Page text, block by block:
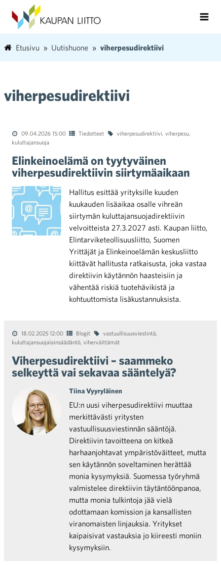
Etusivu Uutishuone viherpesudirektiivi
viherpesudirektiivi
09.04.2026 15:00 Tiedotteet viherpesudirektiivi, viherpesu,
kuluttajansuoja
Elinkeinoelämä on tyytyväinen
viherpesudirektiivin siirtymäaikaan
Hallitus esittää yrityksille kuuden
kuukauden lisäaikaa osalle vihreän
siirtymän kuluttajansuojadirektiivin
velvoitteista 27.3.2027 asti. Kaupan liitto,
Elintarviketeollisuusliitto, Suomen
Yrittäjät ja Elinkeinoelämän keskusliitto
kiittävät hallitusta ratkaisusta, joka vastaa
direktiivin käytännön haasteisiin ja
vähentää riskiä tuotehävikistä ja
kohtuuttomista lisäkustannuksista.
18.02.2025 12:00 Blogit vastuullisuusviestintä,
kuluttajansuojalainsäädäntö, viherväittämät
Viherpesudirektiivi – saammeko
selkeyttä vai sekavaa sääntelyä?
Tiina Vyyryläinen
EU:n uusi viherpesudirektiivi muuttaa
merkittävästi yritysten
vastuullisuusviestinnän sääntöjä.
Direktiivin tavoitteena on kitkeä
harhaanjohtavat ympäristöväitteet, mutta
sen käytännön soveltaminen herättää
monia kysymyksiä. Suomessa työryhmä
valmistelee direktiivin täytäntöönpanoa,
mutta monia tulkintoja jää vielä
odottamaan komission ja kansallisten
viranomaisten linjauksia. Yritykset
kaipaisivat vastauksia jo kiireesti moniin
kysymyksiin.